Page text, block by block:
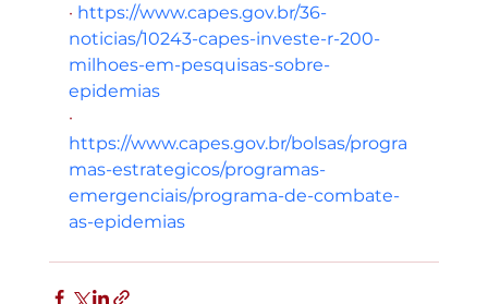
· https://www.capes.gov.br/36-
noticias/10243-capes-investe-r-200-
milhoes-em-pesquisas-sobre-
epidemias
·
https://www.capes.gov.br/bolsas/progra
mas-estrategicos/programas-
emergenciais/programa-de-combate-
as-epidemias